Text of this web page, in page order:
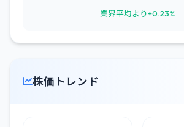
業界平均より+0.23%
株価トレンド